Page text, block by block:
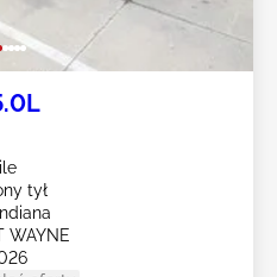
tył
WAYNE